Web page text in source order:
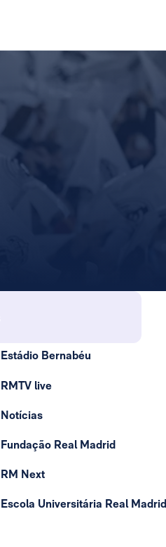
Estádio Bernabéu
RMTV live
Notícias
Fundação Real Madrid
RM Next
Escola Universitária Real Madrid